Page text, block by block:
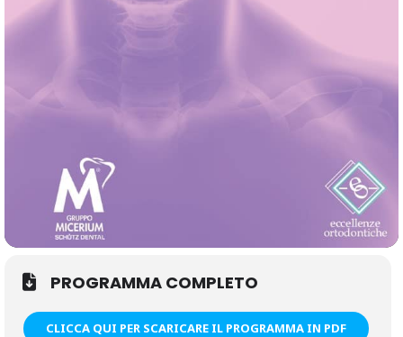
PROGRAMMA COMPLETO
CLICCA QUI PER SCARICARE IL PROGRAMMA IN PDF